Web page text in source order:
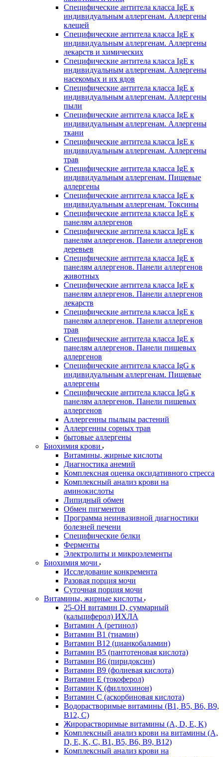
Специфические антитела класса IgE к
индивидуальным аллергенам. Аллергены
клещей
Специфические антитела класса IgE к
индивидуальным аллергенам. Аллергены
лекарств и химических
Специфические антитела класса IgE к
индивидуальным аллергенам. Аллергены
насекомых и их ядов
Специфические антитела класса IgE к
индивидуальным аллергенам. Аллергены
пыли
Специфические антитела класса IgE к
индивидуальным аллергенам. Аллергены
ткани
Специфические антитела класса IgE к
индивидуальным аллергенам. Аллергены
трав
Специфические антитела класса IgE к
индивидуальным аллергенам. Пищевые
аллергены
Специфические антитела класса IgE к
индивидуальным аллергенам. Токсины
Специфические антитела класса IgE к
панелям аллергенов
Специфические антитела класса IgE к
панелям аллергенов. Панели аллергенов
деревьев
Специфические антитела класса IgE к
панелям аллергенов. Панели аллергенов
животных
Специфические антитела класса IgE к
панелям аллергенов. Панели аллергенов
лекарств
Специфические антитела класса IgE к
панелям аллергенов. Панели аллергенов
трав
Специфические антитела класса IgE к
панелям аллергенов. Панели пищевых
аллергенов
Специфические антитела класса IgG к
индивидуальным аллергенам. Пищевые
аллергены
Специфические антитела класса IgG к
панелям аллергенов. Панели пищевых
аллергенов
Аллергенны пыльцы растений
Аллергенны сорных трав
бытовые аллергены
Биохимия крови
Витамины, жирные кислоты
Диагностика анемий
Комплексная оценка оксидативного стресса
Комплексный анализ крови на
аминокислоты
Липидный обмен
Обмен пигментов
Программа неинвазивной диагностики
болезней печени
Специфические белки
Ферменты
Электролиты и микроэлементы
Биохимия мочи
Исследование конкремента
Разовая порция мочи
Суточная порция мочи
Витамины, жирные кислоты
25-OH витамин D, суммарный
(кальциферол) ИХЛА
Витамин А (ретинол)
Витамин В1 (тиамин)
Витамин В12 (цианкобаламин)
Витамин В5 (пантотеновая кислота)
Витамин В6 (пиридоксин)
Витамин В9 (фолиевая кислота)
Витамин Е (токоферол)
Витамин К (филлохинон)
Витамин С (аскорбиновая кислота)
Водорастворимые витамины (B1, B5, B6, В9,
В12, С)
Жирорастворимые витамины (A, D, E, K)
Комплексный анализ крови на витамины (A,
D, E, K, C, B1, B5, B6, В9, B12)
Комплексный анализ крови на